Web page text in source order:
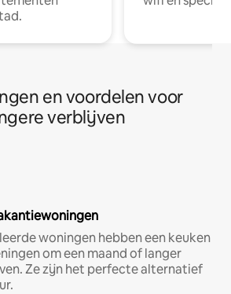
en voordelen voor
verblijven
woningen hebben een keuken
om een maand of langer
Ze zijn het perfecte alternatief